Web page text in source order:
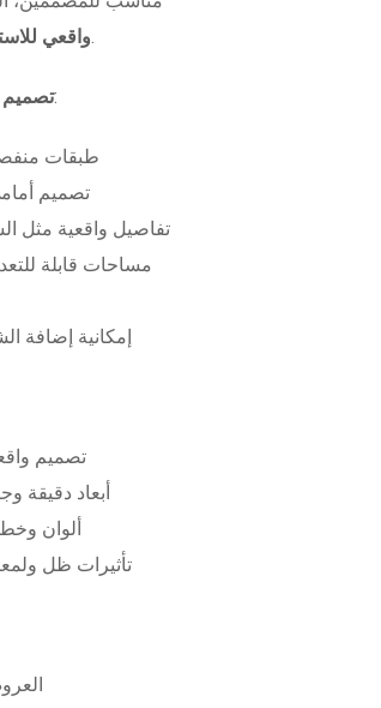
واقعي.
يتضمن الملف:
طبقات
تصميم
تفاصيل واقعية مثل
مساحات قابلة
إمكانية إضافة
تصميم
أبعاد دقيقة
ألوان
تأثيرات ظل